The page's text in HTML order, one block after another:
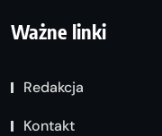
Ważne linki
Redakcja
Kontakt